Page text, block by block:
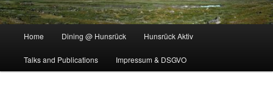
Home Dining @ Hunsrück Hunsrück Aktiv
Talks and Publications Impressum & DSGVO